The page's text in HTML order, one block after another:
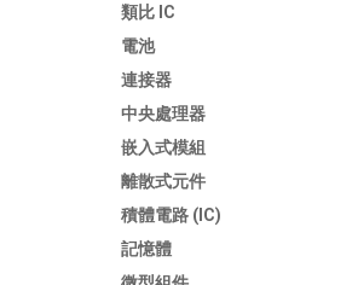
類比 IC
電池
連接器
中央處理器
嵌入式模組
離散式元件
積體電路 (IC)
記憶體